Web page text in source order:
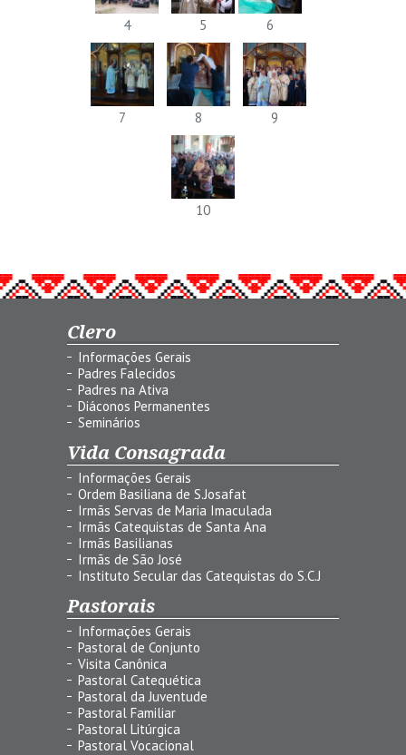
4 5 6
7 8 9
10
Clero
Informações Gerais
Padres Falecidos
Padres na Ativa
Diáconos Permanentes
Seminários
Vida Consagrada
Informações Gerais
Ordem Basiliana de S.Josafat
Irmãs Servas de Maria Imaculada
Irmãs Catequistas de Santa Ana
Irmãs Basilianas
Irmãs de São José
Instituto Secular das Catequistas do S.C.J
Pastorais
Informações Gerais
Pastoral de Conjunto
Visita Canônica
Pastoral Catequética
Pastoral da Juventude
Pastoral Familiar
Pastoral Litúrgica
Pastoral Vocacional